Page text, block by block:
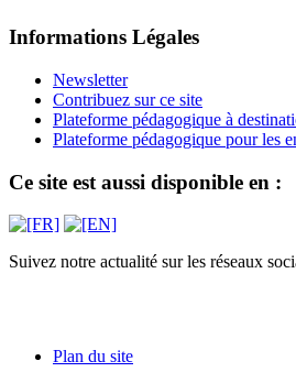
Informations Légales
Newsletter
Contribuez sur ce site
Plateforme pédagogique à
Plateforme pédagogique pour les
Ce site est aussi disponible en :
Suivez notre actualité sur les réseaux
Plan du site